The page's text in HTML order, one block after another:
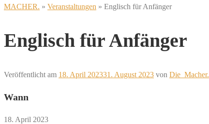
MACHER. » Veranstaltungen » Englisch für Anfänger
Englisch für Anfänger
Veröffentlicht am 18. April 202331. August 2023 von Die_Macher.
Wann
18. April 2023